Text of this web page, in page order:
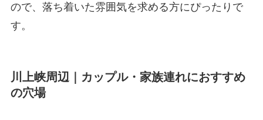
ので、落ち着いた雰囲気を求める方にぴったりで
す。
川上峡周辺｜カップル・家族連れにおすすめ
の穴場